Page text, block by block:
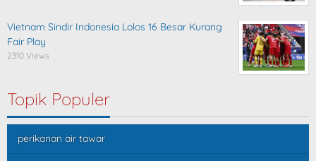
Vietnam Sindir Indonesia Lolos 16 Besar Kurang
Fair Play
2310 Views
Topik Populer
perikanan air tawar